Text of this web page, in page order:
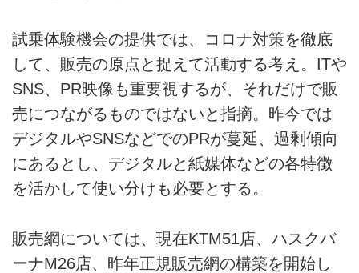
試乗体験機会の提供では、コロナ対策を徹底
して、販売の原点と捉えて活動する考え。ITや
SNS、PR映像も重要視するが、それだけで販
売につながるものではないと指摘。昨今では
デジタルやSNSなどでのPRが蔓延、過剰傾向
にあるとし、デジタルと紙媒体などの各特徴
を活かして使い分けも必要とする。
販売網については、現在KTM51店、ハスクバ
ーナM26店、昨年正規販売網の構築を開始し